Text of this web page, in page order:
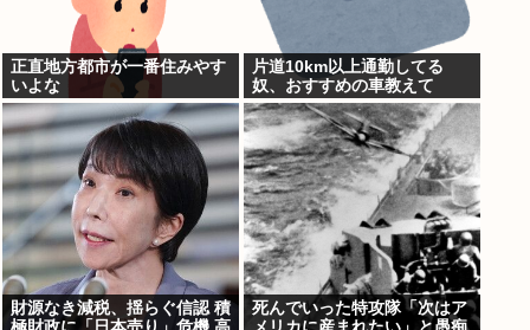
正直地方都市が一番住みやす
いよな
片道10km以上通勤してる
奴、おすすめの車教えて
財源なき減税、揺らぐ信認 積
死んでいった特攻隊「次はア